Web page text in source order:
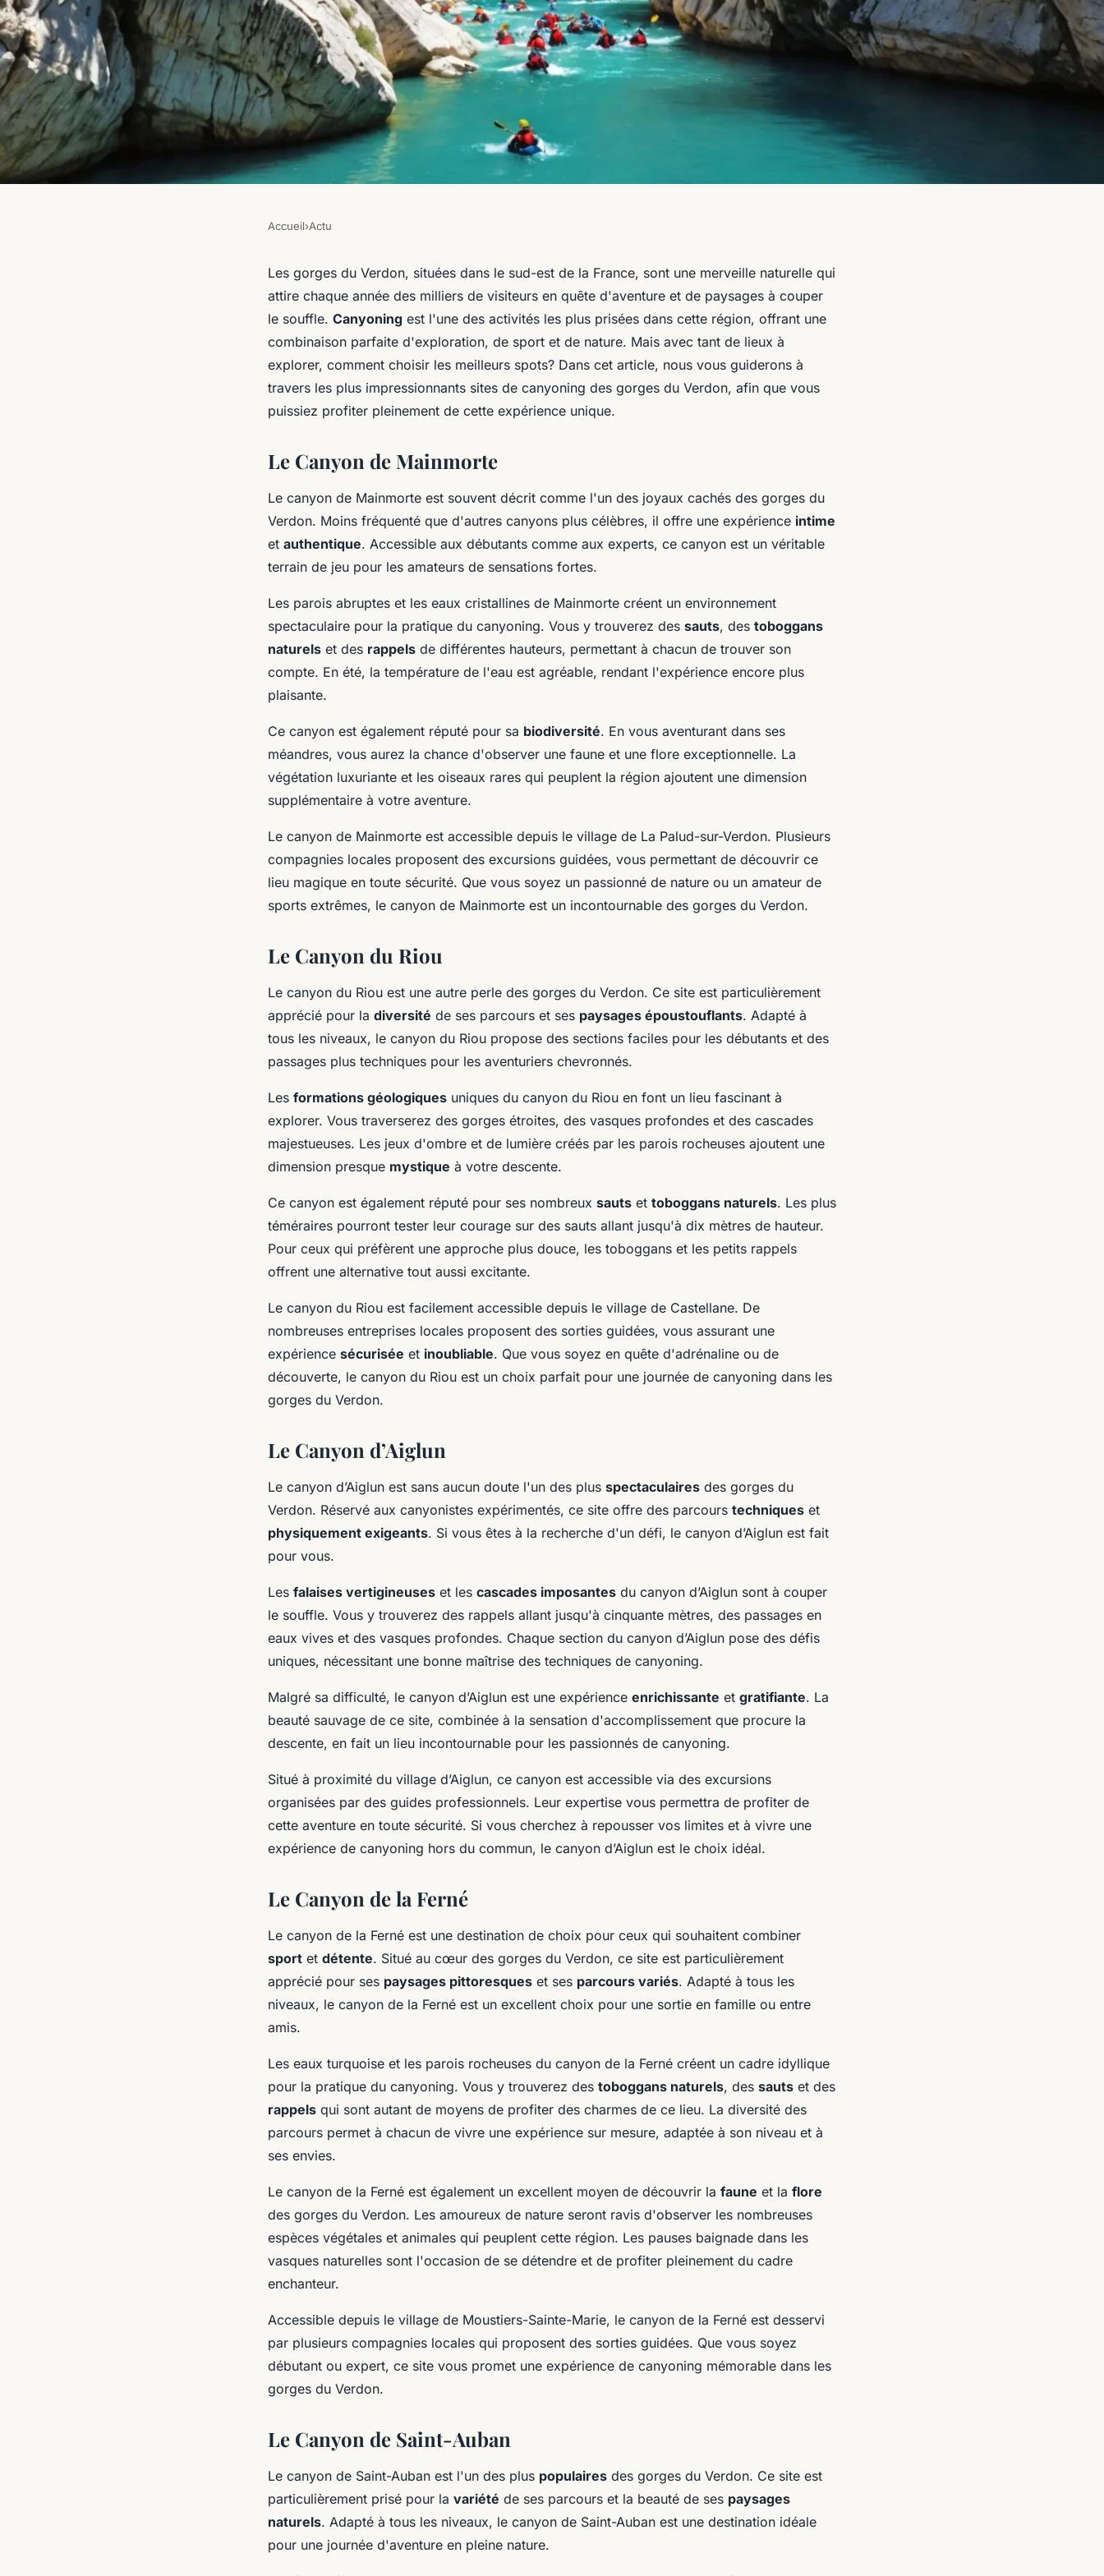
Quels sont les meilleurs spots pour
faire du canyoning dans les gorges du
Verdon, France?
Accueil›Actu
Les gorges du Verdon, situées dans le sud-est de la France, sont une merveille naturelle qui
attire chaque année des milliers de visiteurs en quête d'aventure et de paysages à couper
le souffle. Canyoning est l'une des activités les plus prisées dans cette région, offrant une
combinaison parfaite d'exploration, de sport et de nature. Mais avec tant de lieux à
explorer, comment choisir les meilleurs spots? Dans cet article, nous vous guiderons à
travers les plus impressionnants sites de canyoning des gorges du Verdon, afin que vous
puissiez profiter pleinement de cette expérience unique.
Le Canyon de Mainmorte
Le canyon de Mainmorte est souvent décrit comme l'un des joyaux cachés des gorges du
Verdon. Moins fréquenté que d'autres canyons plus célèbres, il offre une expérience intime
et authentique. Accessible aux débutants comme aux experts, ce canyon est un véritable
terrain de jeu pour les amateurs de sensations fortes.
Les parois abruptes et les eaux cristallines de Mainmorte créent un environnement
spectaculaire pour la pratique du canyoning. Vous y trouverez des sauts, des toboggans
naturels et des rappels de différentes hauteurs, permettant à chacun de trouver son
compte. En été, la température de l'eau est agréable, rendant l'expérience encore plus
plaisante.
Ce canyon est également réputé pour sa biodiversité. En vous aventurant dans ses
méandres, vous aurez la chance d'observer une faune et une flore exceptionnelle. La
végétation luxuriante et les oiseaux rares qui peuplent la région ajoutent une dimension
supplémentaire à votre aventure.
Le canyon de Mainmorte est accessible depuis le village de La Palud-sur-Verdon. Plusieurs
compagnies locales proposent des excursions guidées, vous permettant de découvrir ce
lieu magique en toute sécurité. Que vous soyez un passionné de nature ou un amateur de
sports extrêmes, le canyon de Mainmorte est un incontournable des gorges du Verdon.
Le Canyon du Riou
Le canyon du Riou est une autre perle des gorges du Verdon. Ce site est particulièrement
apprécié pour la diversité de ses parcours et ses paysages époustouflants. Adapté à
tous les niveaux, le canyon du Riou propose des sections faciles pour les débutants et des
passages plus techniques pour les aventuriers chevronnés.
Les formations géologiques uniques du canyon du Riou en font un lieu fascinant à
explorer. Vous traverserez des gorges étroites, des vasques profondes et des cascades
majestueuses. Les jeux d'ombre et de lumière créés par les parois rocheuses ajoutent une
dimension presque mystique à votre descente.
Ce canyon est également réputé pour ses nombreux sauts et toboggans naturels. Les plus
téméraires pourront tester leur courage sur des sauts allant jusqu'à dix mètres de hauteur.
Pour ceux qui préfèrent une approche plus douce, les toboggans et les petits rappels
offrent une alternative tout aussi excitante.
Le canyon du Riou est facilement accessible depuis le village de Castellane. De
nombreuses entreprises locales proposent des sorties guidées, vous assurant une
expérience sécurisée et inoubliable. Que vous soyez en quête d'adrénaline ou de
découverte, le canyon du Riou est un choix parfait pour une journée de canyoning dans les
gorges du Verdon.
Le Canyon d’Aiglun
Le canyon d’Aiglun est sans aucun doute l'un des plus spectaculaires des gorges du
Verdon. Réservé aux canyonistes expérimentés, ce site offre des parcours techniques et
physiquement exigeants. Si vous êtes à la recherche d'un défi, le canyon d’Aiglun est fait
pour vous.
Les falaises vertigineuses et les cascades imposantes du canyon d’Aiglun sont à couper
le souffle. Vous y trouverez des rappels allant jusqu'à cinquante mètres, des passages en
eaux vives et des vasques profondes. Chaque section du canyon d’Aiglun pose des défis
uniques, nécessitant une bonne maîtrise des techniques de canyoning.
Malgré sa difficulté, le canyon d’Aiglun est une expérience enrichissante et gratifiante. La
beauté sauvage de ce site, combinée à la sensation d'accomplissement que procure la
descente, en fait un lieu incontournable pour les passionnés de canyoning.
Situé à proximité du village d’Aiglun, ce canyon est accessible via des excursions
organisées par des guides professionnels. Leur expertise vous permettra de profiter de
cette aventure en toute sécurité. Si vous cherchez à repousser vos limites et à vivre une
expérience de canyoning hors du commun, le canyon d’Aiglun est le choix idéal.
Le Canyon de la Ferné
Le canyon de la Ferné est une destination de choix pour ceux qui souhaitent combiner
sport et détente. Situé au cœur des gorges du Verdon, ce site est particulièrement
apprécié pour ses paysages pittoresques et ses parcours variés. Adapté à tous les
niveaux, le canyon de la Ferné est un excellent choix pour une sortie en famille ou entre
amis.
Les eaux turquoise et les parois rocheuses du canyon de la Ferné créent un cadre idyllique
pour la pratique du canyoning. Vous y trouverez des toboggans naturels, des sauts et des
rappels qui sont autant de moyens de profiter des charmes de ce lieu. La diversité des
parcours permet à chacun de vivre une expérience sur mesure, adaptée à son niveau et à
ses envies.
Le canyon de la Ferné est également un excellent moyen de découvrir la faune et la flore
des gorges du Verdon. Les amoureux de nature seront ravis d'observer les nombreuses
espèces végétales et animales qui peuplent cette région. Les pauses baignade dans les
vasques naturelles sont l'occasion de se détendre et de profiter pleinement du cadre
enchanteur.
Accessible depuis le village de Moustiers-Sainte-Marie, le canyon de la Ferné est desservi
par plusieurs compagnies locales qui proposent des sorties guidées. Que vous soyez
débutant ou expert, ce site vous promet une expérience de canyoning mémorable dans les
gorges du Verdon.
Le Canyon de Saint-Auban
Le canyon de Saint-Auban est l'un des plus populaires des gorges du Verdon. Ce site est
particulièrement prisé pour la variété de ses parcours et la beauté de ses paysages
naturels. Adapté à tous les niveaux, le canyon de Saint-Auban est une destination idéale
pour une journée d'aventure en pleine nature.